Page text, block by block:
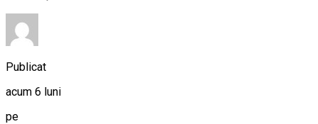
Publicat
acum 6 luni
pe